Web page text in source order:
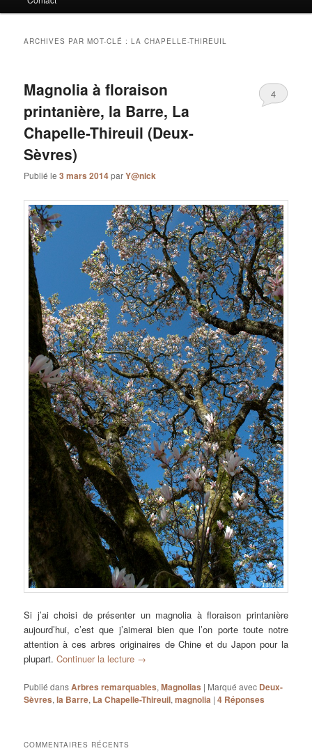
ARCHIVES PAR MOT-CLÉ :LA CHAPELLE-THIREUIL
Magnolia à floraison
printanière, la Barre, La
Chapelle-Thireuil (Deux-
Sèvres)
Publié le3 mars 2014parY@nick
4
Si j’ai choisi de présenter un magnolia à floraison printanière
aujourd’hui, c’est que j’aimerai bien que l’on porte toute notre
attention à ces arbres originaires de Chine et du Japon pour la
plupart.Continuer la lecture →
Publié dansArbres remarquables,Magnolias | Marqué avec Deux-
Sèvres,la Barre, La Chapelle-Thireuil,magnolia |4 Réponses
COMMENTAIRES RÉCENTS